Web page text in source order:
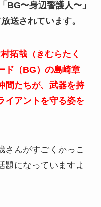
BG〜身辺警護人〜」
送されています。
拓哉（きむらたく
ド（BG）の島崎章
間たちが、武器を持
イアントを守る姿を
さんがすごくかっこ
題になっていますよ